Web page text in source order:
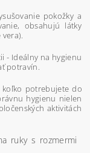
pokožky a
obsahujú látky
- Ideálny na hygienu
potravín.
koľko potrebujete do
hygienu nielen
aktivitách
ruky s rozmermi